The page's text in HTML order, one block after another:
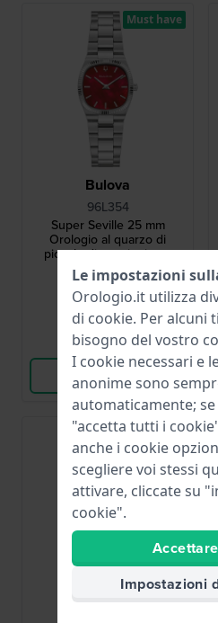
Bulova
96L354
Super Seville 25 mm
Orologio al quarzo di
piccole dimensioni con
lunetta scanalata e
quadrante MOP
399,00 €
● Disponibile
Confronta
Vedi i prodotti
Must have
Bulova
Le impostazioni
Orologio.it utilizza
di cookie. Per alcuni
bisogno del vostro
I cookie necessari e
anonime sono
automaticamente; se
"accetta tutti i
anche i cookie
scegliere voi stessi
attivare, cliccate su
cookie".
Impostazioni